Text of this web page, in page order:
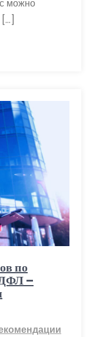
можно
по
–